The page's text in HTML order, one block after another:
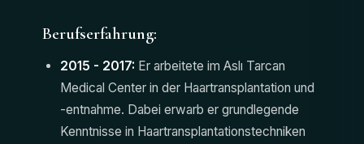
Berufserfahrung:
2015 - 2017: Er arbeitete im Aslı Tarcan
Medical Center in der Haartransplantation und
-entnahme. Dabei erwarb er grundlegende
Kenntnisse in Haartransplantationstechniken